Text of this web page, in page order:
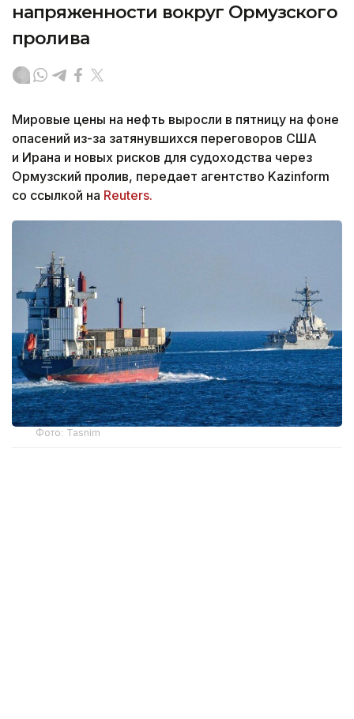
напряженности вокруг Ормузского
пролива
Мировые цены на нефть выросли в пятницу на фоне
опасений из-за затянувшихся переговоров США
и Ирана и новых рисков для судоходства через
Ормузский пролив, передает агентство Kazinform
со ссылкой на Reuters.
Фото: Tasnim